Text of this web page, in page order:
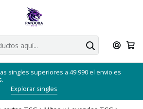
singles superiores a 49.990 el envio es
Explorar singles